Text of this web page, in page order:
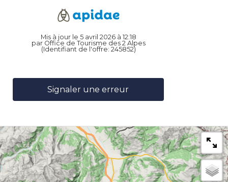
Mis à jour le 5 avril 2026 à 12:18
par Office de Tourisme des 2 Alpes
(Identifiant de l'offre: 245852)
Signaler une erreur